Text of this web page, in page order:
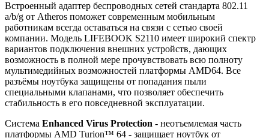
Встроенный адаптер беспроводных сетей стандарта 802.11
a/b/g от Atheros поможет современным мобильным
работникам всегда оставаться на связи с сетью своей
компании. Модель LIFEBOOK S2110 имеет широкий спектр
вариантов подключения внешних устройств, дающих
возможность в полной мере прочувствовать всю полноту
мультимедийных возможностей платформы AMD64. Все
разъёмы ноутбука защищены от попадания пыли
специальными клапанами, что позволяет обеспечить
стабильность в его повседневной эксплуатации.
Система Enhanced Virus Protection - неотъемлемая часть
платформы AMD Turion™ 64 - защищает ноутбук от